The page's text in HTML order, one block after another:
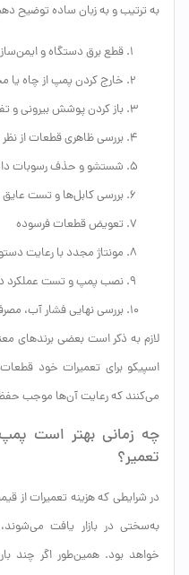
به ترتیب و به زبان ساده توضیح
قطع برق دستگاه و
خارج کردن پمپ از چاه
باز کردن پوشش بیرونی و
بررسی ظاهری قطعات از
شستشو و حذف رسوبات
بررسی کابل‌ها و تست
تعویض قطعات فرسوده
مونتاژ مجدد با رعایت
نصب پمپ و تست عملکرد
بررسی نهایی فشار آب،
لازم به ذکر است بعضی برندهای
اسپیکو برای تعمیرات خود قطعات
می‌کنند که رعایت آن‌ها موجب حفظ
چه زمانی بهتر است
تعمیر؟
در شرایطی که هزینه تعمیرات
به‌سختی در بازار یافت
خواهد بود. همین‌طور اگر چند